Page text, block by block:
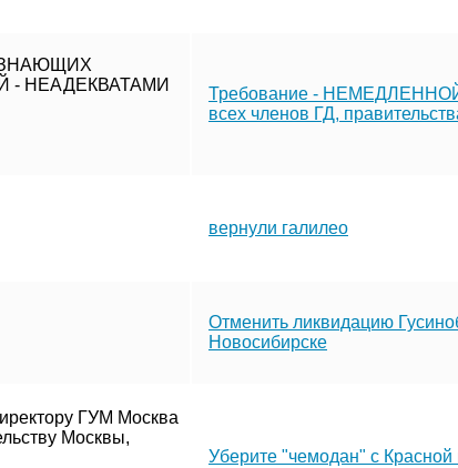
- НЕАДЕКВАТАМИ
Требование - НЕМЕДЛЕННОЙ
всех членов ГД,
вернули галилео
Отменить ликвидацию
Новосибирске
ГУМ Москва
Москвы,
Уберите "чемодан" с